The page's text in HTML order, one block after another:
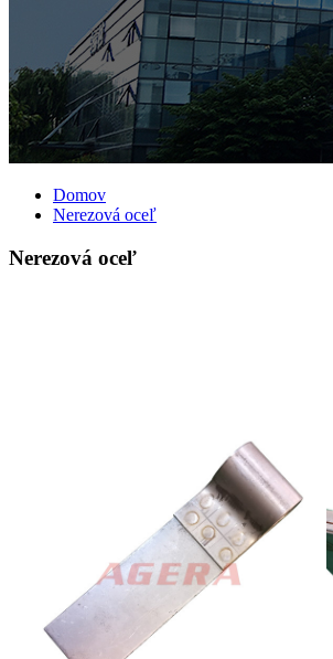
Domov
Nerezová oceľ
Nerezová oceľ